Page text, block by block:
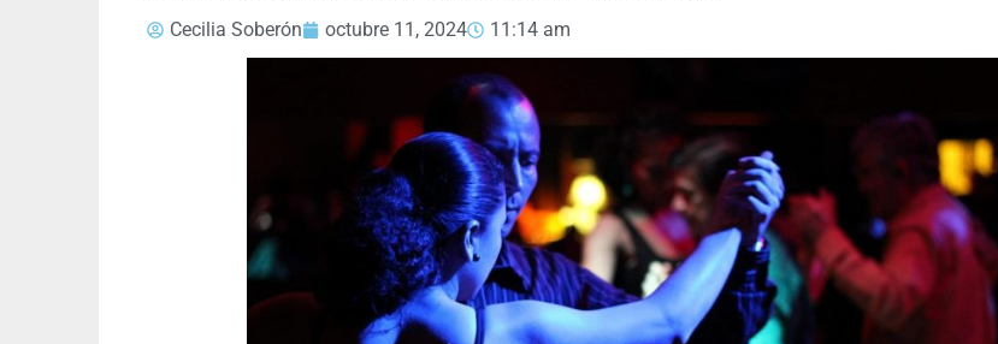
Cecilia Soberón
octubre 11, 2024 11:14 am